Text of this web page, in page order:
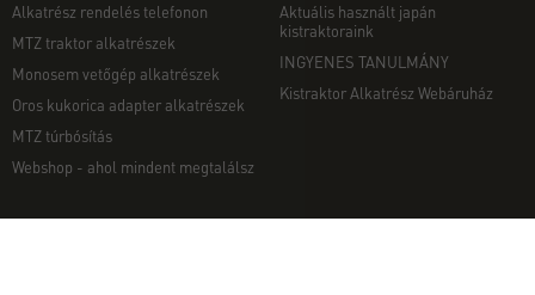
Alkatrész rendelés telefonon
MTZ traktor alkatrészek
Monosem vetőgép alkatrészek
Oros kukorica adapter alkatrészek
MTZ túrbósítás
Webshop - ahol mindent megtalálsz
Aktuális használt japán
kistraktoraink
INGYENES TANULMÁNY
Kistraktor Alkatrész Webáruház